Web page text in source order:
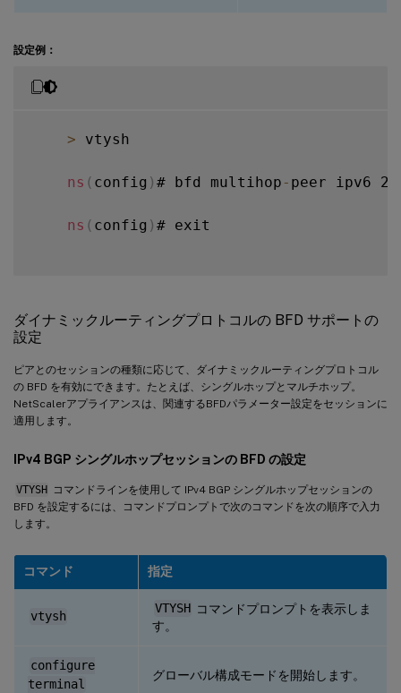
設定例：
> vtysh
ns ( config ) # bfd multihop - peer ipv6
ns ( config ) # exit
ダイナミックルーティングプロトコルの BFD サポートの
設定
ピアとのセッションの種類に応じて、ダイナミックルーティングプロトコル
の BFD を有効にできます。たとえば、シングルホップとマルチホップ。
NetScalerアプライアンスは、関連するBFDパラメーター設定をセッションに
適用します。
IPv4 BGP シングルホップセッションの BFD の設定
VTYSH コマンドラインを使用して IPv4 BGP シングルホップセッションの
BFD を設定するには、コマンドプロンプトで次のコマンドを次の順序で入力
します。
コマンド 指定
vtysh
VTYSH
コマンドプロンプトを表示しま
す。
configure
terminal
グローバル構成モードを開始します。